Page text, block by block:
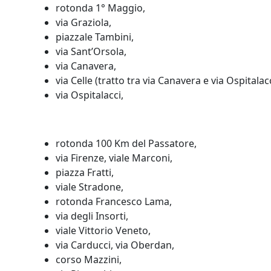
rotonda 1° Maggio,
via Graziola,
piazzale Tambini,
via Sant’Orsola,
via Canavera,
via Celle (tratto tra via Canavera e via
via Ospitalacci,
rotonda 100 Km del Passatore,
via Firenze, viale Marconi,
piazza Fratti,
viale Stradone,
rotonda Francesco Lama,
via degli Insorti,
viale Vittorio Veneto,
via Carducci, via Oberdan,
corso Mazzini,